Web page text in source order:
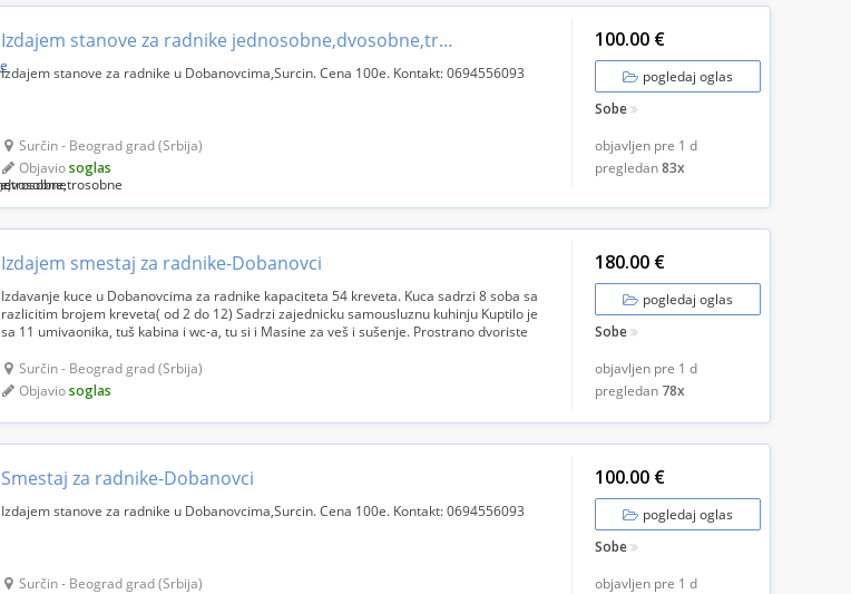
Izdajem stanove za radnike jednosobne,dvosobne,trosobne
Izdajem stanove za radnike u Dobanovcima,Surcin. Cena 100e. Kontakt: 0694556093
Surčin - Beograd grad (Srbija)
Objaviosoglas
100.00 €
pogledaj oglas
Sobe
objavljen pre 1 d
pregledan83x
Izdajem smestaj za radnike-Dobanovci
Izdavanje kuce u Dobanovcima za radnike kapaciteta 54 kreveta. Kuca sadrzi 8 soba sa
razlicitim brojem kreveta( od 2 do 12) Sadrzi zajednicku samousluznu kuhinju Kuptilo je
sa 11 umivaonika, tuš kabina i wc-a, tu si i Masine za veš i sušenje. Prostrano dvoriste
Surčin - Beograd grad (Srbija)
Objaviosoglas
180.00 €
pogledaj oglas
Sobe
objavljen pre 1 d
pregledan 78x
Smestaj za radnike-Dobanovci
Izdajem stanove za radnike u Dobanovcima,Surcin. Cena 100e. Kontakt: 0694556093
Surčin - Beograd grad (Srbija)
100.00 €
pogledaj oglas
Sobe
objavljen pre 1 d